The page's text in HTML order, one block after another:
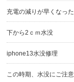
充電の減りが早くなっ
下から2ｃｍ水没
iphone13水没修理
この時期、水没にご注意